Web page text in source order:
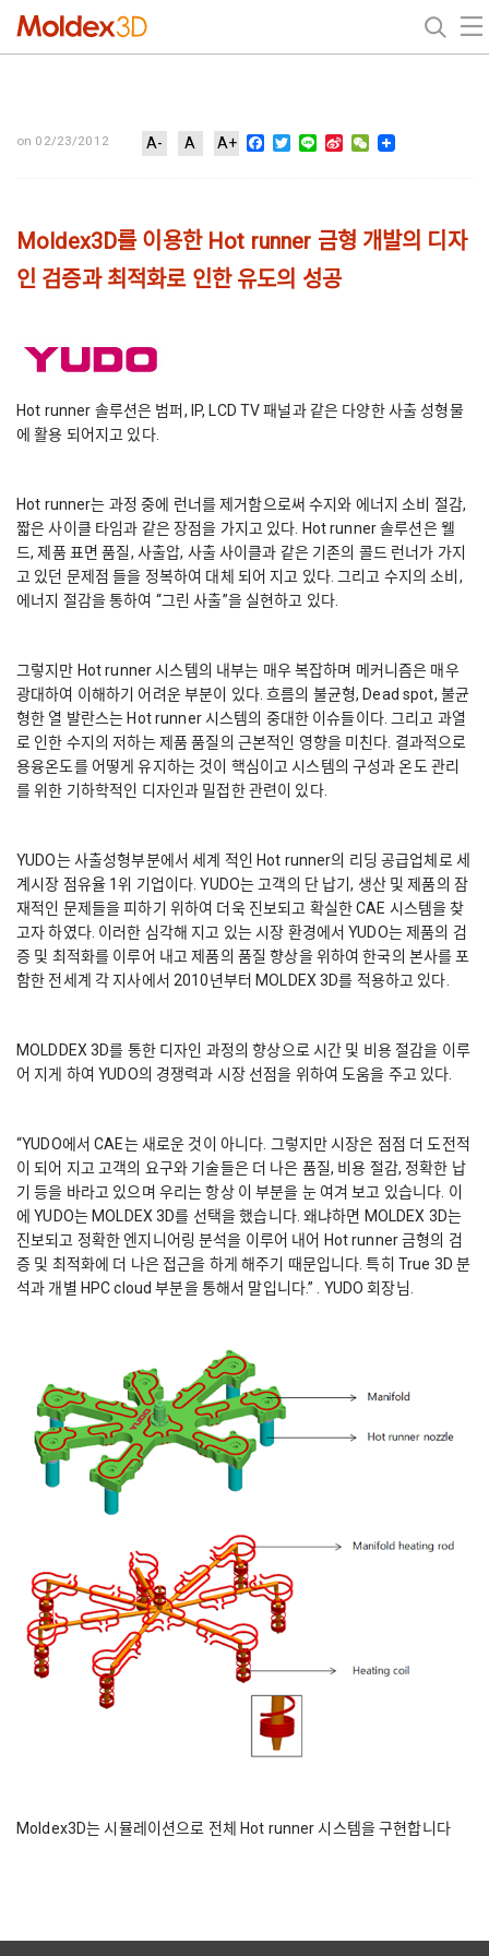
on 02/23/2012 A- A A+ Facebook
Twitter
Line Sina WeChat
Moldex3D를 이용한 Hot runner 금형 개발의 디자
인 검증과 최적화로 인한 유도의 성공
Hot runner 솔루션은 범퍼, IP, LCD TV 패널과 같은 다양한 사출 성형물
에 활용 되어지고 있다.
Hot runner는 과정 중에 런너를 제거함으로써 수지와 에너지 소비 절감,
짧은 사이클 타임과 같은 장점을 가지고 있다. Hot runner 솔루션은 웰
드, 제품 표면 품질, 사출압, 사출 사이클과 같은 기존의 콜드 런너가 가지
고 있던 문제점 들을 정복하여 대체 되어 지고 있다. 그리고 수지의 소비,
에너지 절감을 통하여 “그린 사출”을 실현하고 있다.
그렇지만 Hot runner 시스템의 내부는 매우 복잡하며 메커니즘은 매우
광대하여 이해하기 어려운 부분이 있다. 흐름의 불균형, Dead spot, 불균
형한 열 발란스는 Hot runner 시스템의 중대한 이슈들이다. 그리고 과열
로 인한 수지의 저하는 제품 품질의 근본적인 영향을 미친다. 결과적으로
용융온도를 어떻게 유지하는 것이 핵심이고 시스템의 구성과 온도 관리
를 위한 기하학적인 디자인과 밀접한 관련이 있다.
YUDO는 사출성형부분에서 세계 적인 Hot runner의 리딩 공급업체로 세
계시장 점유율 1위 기업이다. YUDO는 고객의 단 납기, 생산 및 제품의 잠
재적인 문제들을 피하기 위하여 더욱 진보되고 확실한 CAE 시스템을 찾
고자 하였다. 이러한 심각해 지고 있는 시장 환경에서 YUDO는 제품의 검
증 및 최적화를 이루어 내고 제품의 품질 향상을 위하여 한국의 본사를 포
함한 전세계 각 지사에서 2010년부터 MOLDEX 3D를 적용하고 있다.
MOLDDEX 3D를 통한 디자인 과정의 향상으로 시간 및 비용 절감을 이루
어 지게 하여 YUDO의 경쟁력과 시장 선점을 위하여 도움을 주고 있다.
“YUDO에서 CAE는 새로운 것이 아니다. 그렇지만 시장은 점점 더 도전적
이 되어 지고 고객의 요구와 기술들은 더 나은 품질, 비용 절감, 정확한 납
기 등을 바라고 있으며 우리는 항상 이 부분을 눈 여겨 보고 있습니다. 이
에 YUDO는 MOLDEX 3D를 선택을 했습니다. 왜냐하면 MOLDEX 3D는
진보되고 정확한 엔지니어링 분석을 이루어 내어 Hot runner 금형의 검
증 및 최적화에 더 나은 접근을 하게 해주기 때문입니다. 특히 True 3D 분
석과 개별 HPC cloud 부분을 통해서 말입니다.” . YUDO 회장님.
Moldex3D는 시뮬레이션으로 전체 Hot runner 시스템을 구현합니다